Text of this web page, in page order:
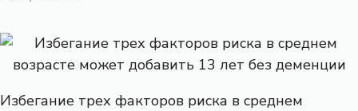
Избегание трех факторов риска в среднем